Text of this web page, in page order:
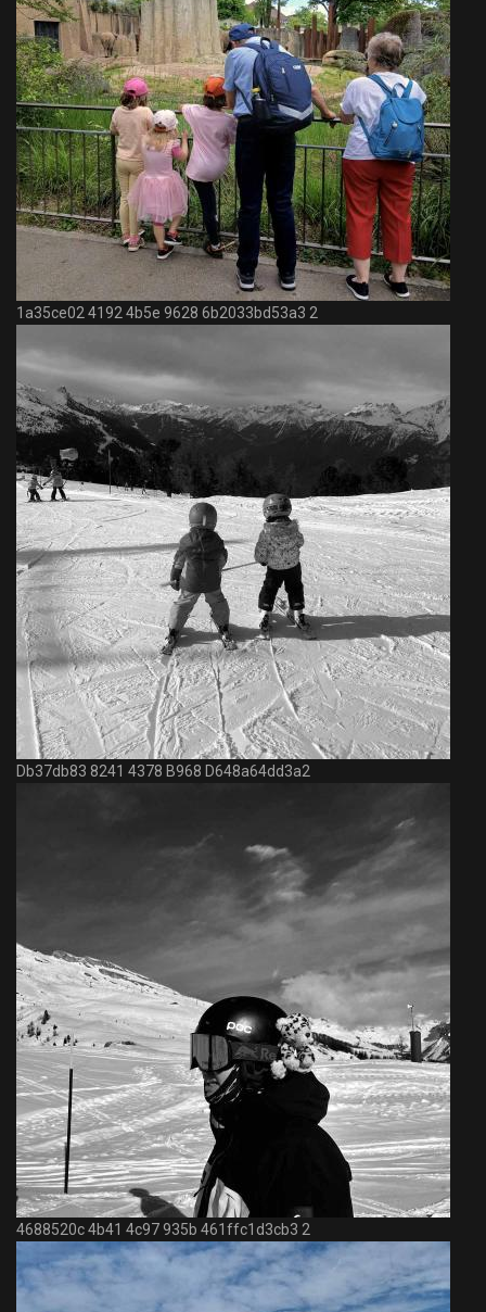
1a35ce02 4192 4b5e 9628 6b2033bd53a3 2
Db37db83 8241 4378 B968 D648a64dd3a2
4688520c 4b41 4c97 935b 461ffc1d3cb3 2